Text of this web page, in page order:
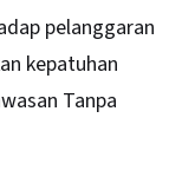
pelanggaran
kepatuhan
Tanpa